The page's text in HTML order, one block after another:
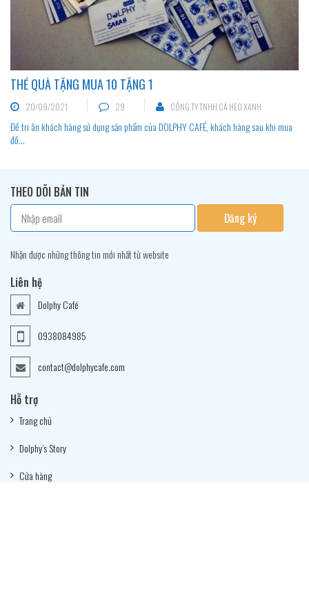
THẺ QUÀ TẶNG MUA 10 TẶNG 1
20/09/2021 29 CÔNG TY TNHH CÁ HEO XANH
Để tri ân khách hàng sử dụng sản phẩm của DOLPHY CAFÉ, khách hàng sau khi mua
đồ...
THEO DÕI BẢN TIN
Đăng ký
Nhận được những thông tin mới nhất từ website
Liên hệ
Dolphy Café
0938084985
contact@dolphycafe.com
Hỗ trợ
Trang chủ
Dolphy’s Story
Cửa hàng